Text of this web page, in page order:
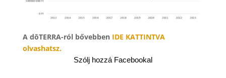
A dōTERRA-ról bővebbenIDE KATTINTVA
olvashatsz.
Szólj hozzá Facebookal